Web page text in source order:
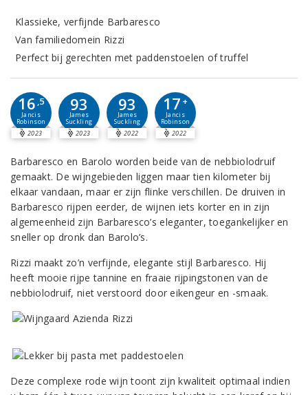
Klassieke, verfijnde Barbaresco
Van familiedomein Rizzi
Perfect bij gerechten met paddenstoelen of truffel
16 ,5
Jancis
Robinson
2023
93
James
Suckling
2023
93
James
Suckling
2022
17 +
Jancis
Robinson
2022
Barbaresco en Barolo worden beide van de nebbiolodruif
gemaakt. De wijngebieden liggen maar tien kilometer bij
elkaar vandaan, maar er zijn flinke verschillen. De druiven in
Barbaresco rijpen eerder, de wijnen iets korter en in zijn
algemeenheid zijn Barbaresco’s eleganter, toegankelijker en
sneller op dronk dan Barolo’s.
Rizzi maakt zo’n verfijnde, elegante stijl Barbaresco. Hij
heeft mooie rijpe tannine en fraaie rijpingstonen van de
nebbiolodruif, niet verstoord door eikengeur en -smaak.
Deze complexe rode wijn toont zijn kwaliteit optimaal indien